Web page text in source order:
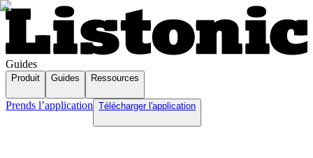
Guides
Produit Guides Ressources
Prends l’application Télécharger l'application